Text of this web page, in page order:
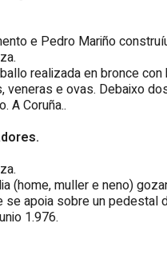
e Pedro Mariño
realizada en bronce
veneras e ovas. Debaixo
A Coruña..
(home, muller e neno)
apoia sobre un pedestal
1.976.